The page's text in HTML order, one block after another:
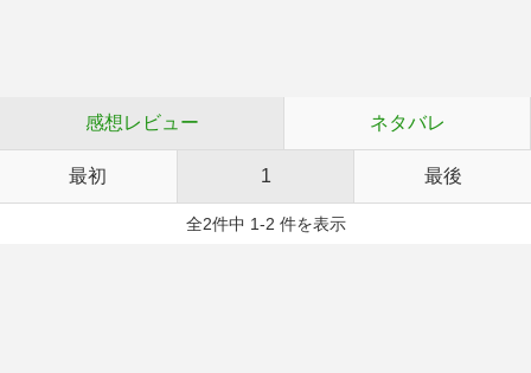
感想レビュー ネタバレ
最初 1 最後
全2件中 1-2 件を表示